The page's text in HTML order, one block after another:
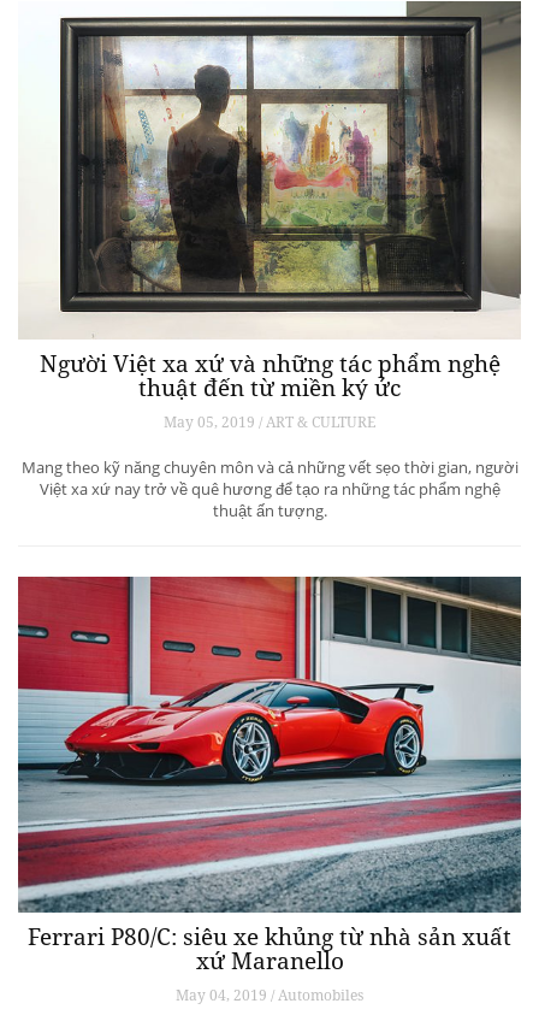
Người Việt xa xứ và những tác phẩm nghệ
thuật đến từ miền ký ức
May 05, 2019 / ART & CULTURE
Mang theo kỹ năng chuyên môn và cả những vết sẹo thời gian, người
Việt xa xứ nay trở về quê hương để tạo ra những tác phẩm nghệ
thuật ấn tượng.
Ferrari P80/C: siêu xe khủng từ ​​nhà sản xuất
xứ Maranello
May 04, 2019 / Automobiles